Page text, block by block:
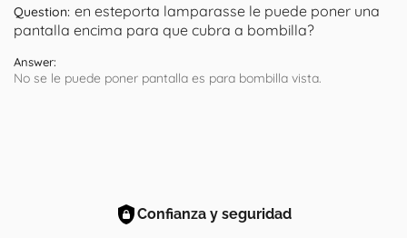
Question: en esteporta lamparasse le puede poner una
pantalla encima para que cubra a bombilla?
Answer:
No se le puede poner pantalla es para bombilla vista.
Confianza y seguridad